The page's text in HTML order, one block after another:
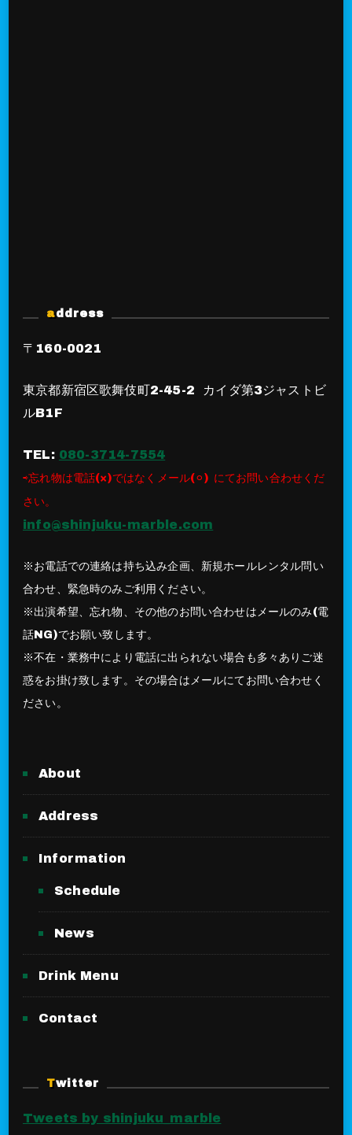
address
〒160-0021
東京都新宿区歌舞伎町2-45-2 カイダ第3ジャストビ
ルB1F
TEL: 080-3714-7554
⇨忘れ物は電話(×)ではなくメール(⚪︎) にてお問い合わせくだ
さい。
info@shinjuku-marble.com
※お電話での連絡は持ち込み企画、新規ホールレンタル問い
合わせ、緊急時のみご利用ください。
※出演希望、忘れ物、その他のお問い合わせはメールのみ(電
話NG)でお願い致します。
※不在・業務中により電話に出られない場合も多々ありご迷
惑をお掛け致します。その場合はメールにてお問い合わせく
ださい。
About
Address
Information
Schedule
News
Drink Menu
Contact
Twitter
Tweets by shinjuku_marble